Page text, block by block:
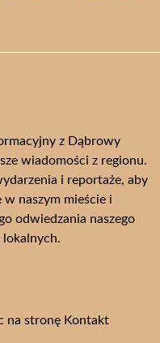
z Dąbrowy
wiadomości z regionu.
i reportaże, aby
w naszym mieście i
odwiedzania naszego
lokalnych.
na stronę Kontakt